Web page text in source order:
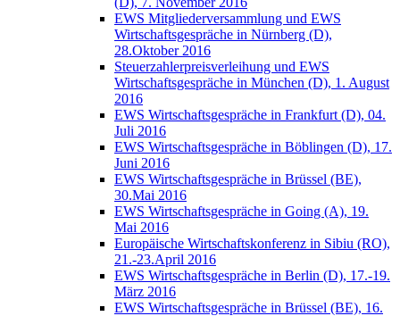
EWS Mitgliederversammlung und EWS
Wirtschaftsgespräche in Nürnberg (D),
28.Oktober 2016
Steuerzahlerpreisverleihung und EWS
Wirtschaftsgespräche in München (D), 1. August
2016
EWS Wirtschaftsgespräche in Frankfurt (D), 04.
Juli 2016
EWS Wirtschaftsgespräche in Böblingen (D), 17.
Juni 2016
EWS Wirtschaftsgespräche in Brüssel (BE),
30.Mai 2016
EWS Wirtschaftsgespräche in Going (A), 19.
Mai 2016
Europäische Wirtschaftskonferenz in Sibiu (RO),
21.-23.April 2016
EWS Wirtschaftsgespräche in Berlin (D), 17.-19.
März 2016
EWS Wirtschaftsgespräche in Brüssel (BE), 16.